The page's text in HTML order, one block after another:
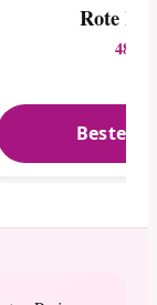
Rote
48 €